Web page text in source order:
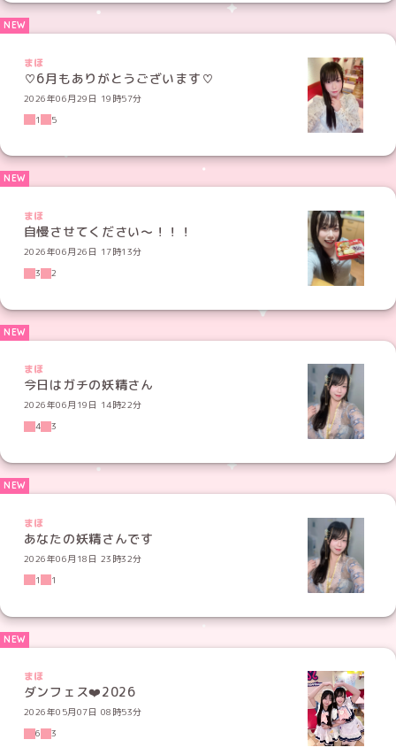
まほ
♡6月もありがとうございます♡
2026年06月29日 19時57分
1
5
まほ
自慢させてください〜！！！
2026年06月26日 17時13分
3
2
まほ
今日はガチの妖精さん
2026年06月19日 14時22分
4
3
まほ
あなたの妖精さんです
2026年06月18日 23時32分
1
1
まほ
ダンフェス❤️‍2026
2026年05月07日 08時53分
6
3